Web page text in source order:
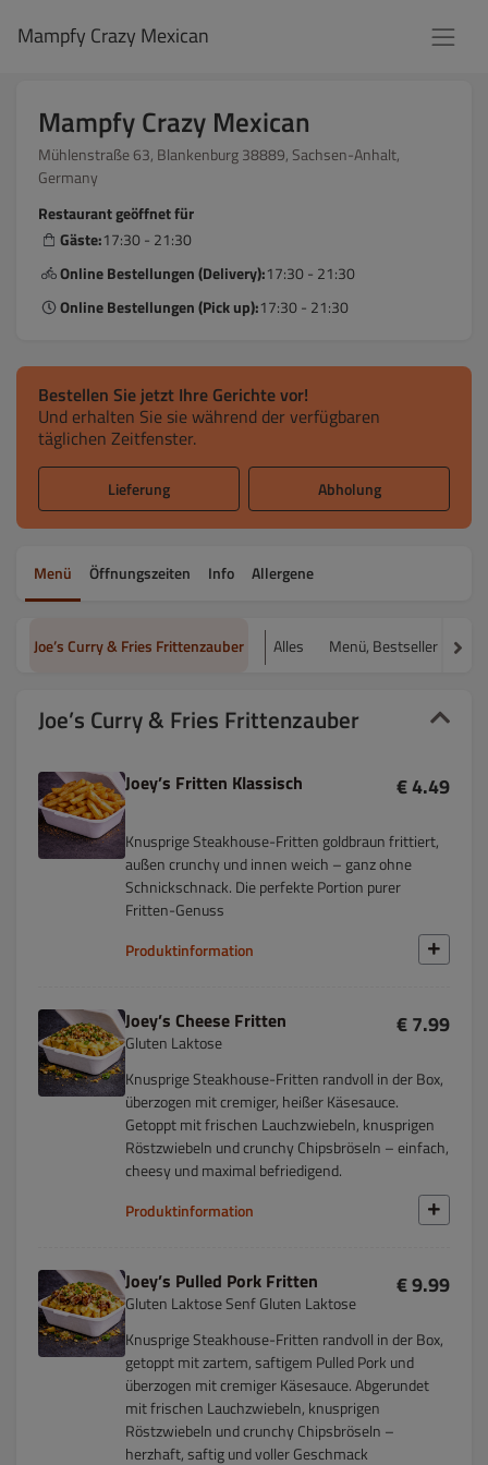
Mampfy Crazy Mexican
Mampfy Crazy Mexican
Mühlenstraße 63, Blankenburg 38889, Sachsen-Anhalt,
Germany
Restaurant geöffnet für
Gäste:17:30 - 21:30
Online Bestellungen (Delivery):17:30 - 21:30
Online Bestellungen (Pick up):17:30 - 21:30
Bestellen Sie jetzt Ihre Gerichte vor!
Und erhalten Sie sie während der verfügbaren
täglichen Zeitfenster.
Lieferung Abholung
Menü Öffnungszeiten Info Allergene
Joe’s Curry & Fries Frittenzauber Alles Menü, Bestseller &
Joe’s Curry & Fries Frittenzauber
Joey’s Fritten Klassisch € 4.49
Knusprige Steakhouse-Fritten goldbraun frittiert,
außen crunchy und innen weich – ganz ohne
Schnickschnack. Die perfekte Portion purer
Fritten-Genuss
Produktinformation
Joey’s Cheese Fritten
Gluten Laktose
€ 7.99
Knusprige Steakhouse-Fritten randvoll in der Box,
überzogen mit cremiger, heißer Käsesauce.
Getoppt mit frischen Lauchzwiebeln, knusprigen
Röstzwiebeln und crunchy Chipsbröseln – einfach,
cheesy und maximal befriedigend.
Produktinformation
Joey’s Pulled Pork Fritten
Gluten Laktose Senf Gluten Laktose
€ 9.99
Knusprige Steakhouse-Fritten randvoll in der Box,
getoppt mit zartem, saftigem Pulled Pork und
überzogen mit cremiger Käsesauce. Abgerundet
mit frischen Lauchzwiebeln, knusprigen
Röstzwiebeln und crunchy Chipsbröseln –
herzhaft, saftig und voller Geschmack